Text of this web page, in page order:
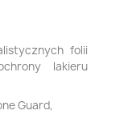
folii
lakieru
Guard,